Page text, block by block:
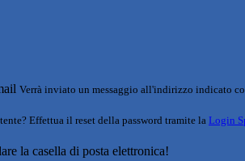
Verrà inviato un messaggio all'indirizzo indicato
Effettua il reset della password tramite la Login
la casella di posta elettronica!